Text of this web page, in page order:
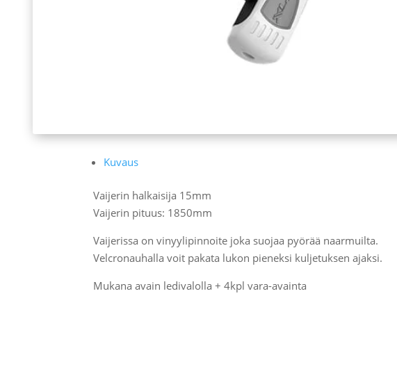
Kuvaus
Vaijerin halkaisija 15mm
Vaijerin pituus: 1850mm
Vaijerissa on vinyylipinnoite joka suojaa pyörää naarmuilta.
Velcronauhalla voit pakata lukon pieneksi kuljetuksen ajaksi.
Mukana avain ledivalolla + 4kpl vara-avainta